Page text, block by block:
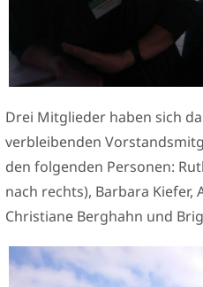
Drei Mitglieder haben sich
verbleibenden
den folgenden Personen:
nach rechts), Barbara
Christiane Berghahn und